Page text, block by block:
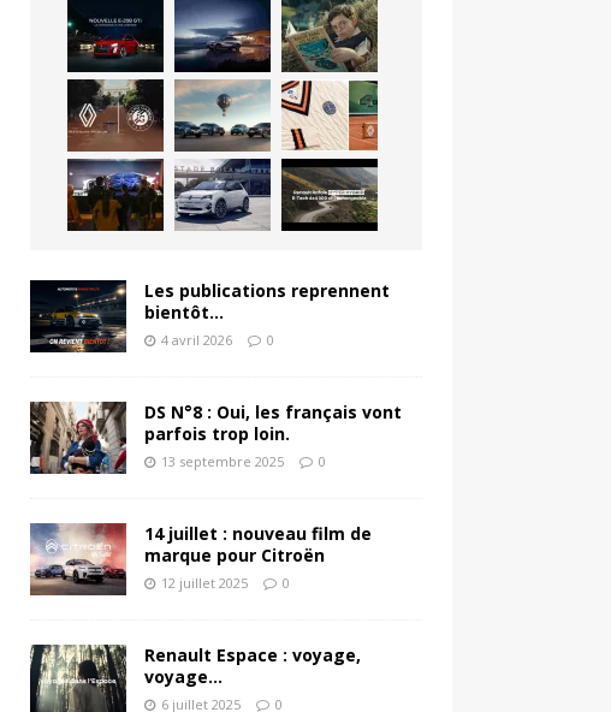
Les publications reprennent
bientôt…
4 avril 2026 0
DS N°8 : Oui, les français vont
parfois trop loin.
13 septembre 2025 0
14 juillet : nouveau film de
marque pour Citroën
12 juillet 2025 0
Renault Espace : voyage,
voyage…
6 juillet 2025 0